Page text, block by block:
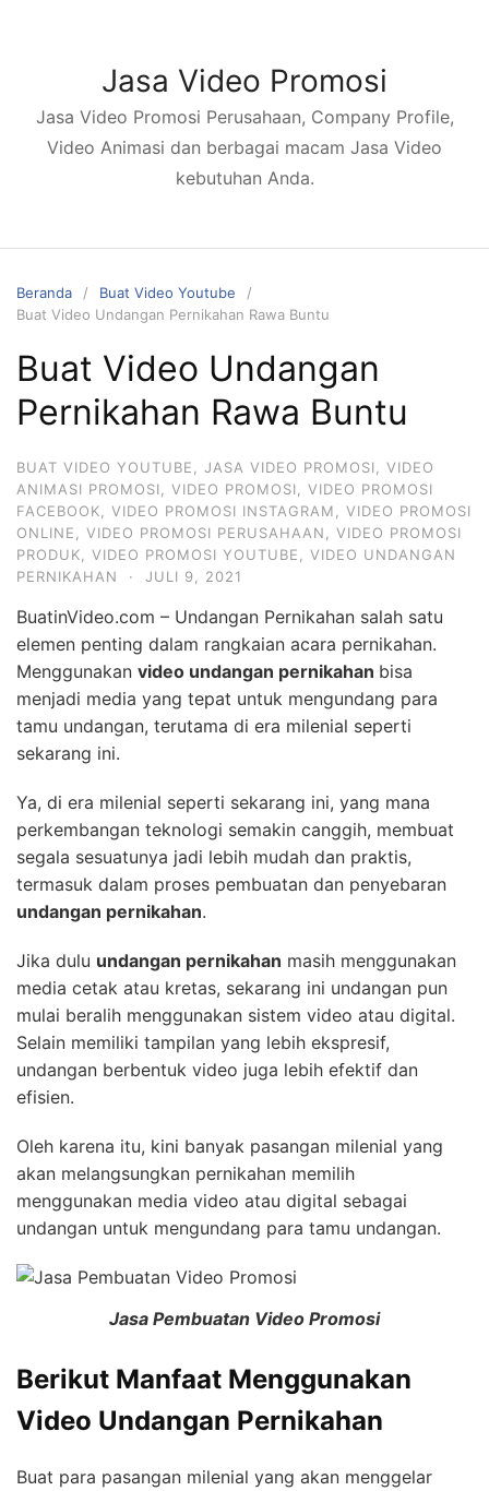
Jasa Video Promosi
Jasa Video Promosi Perusahaan, Company Profile,
Video Animasi dan berbagai macam Jasa Video
kebutuhan Anda.
Beranda
Buat Video Youtube
Buat Video Undangan Pernikahan Rawa Buntu
Buat Video Undangan
Pernikahan Rawa Buntu
BUAT VIDEO YOUTUBE JASA VIDEO PROMOSI
VIDEO
ANIMASI PROMOSI
VIDEO PROMOSI
VIDEO PROMOSI
FACEBOOK
VIDEO PROMOSI INSTAGRAM
VIDEO PROMOSI
ONLINE
VIDEO PROMOSI PERUSAHAAN
VIDEO PROMOSI
PRODUK
VIDEO PROMOSI YOUTUBE
VIDEO UNDANGAN
PERNIKAHAN
· JULI 9, 2021
BuatinVideo.com – Undangan Pernikahan salah satu
elemen penting dalam rangkaian acara pernikahan.
Menggunakan video undangan pernikahan bisa
menjadi media yang tepat untuk mengundang para
tamu undangan, terutama di era milenial seperti
sekarang ini.
Ya, di era milenial seperti sekarang ini, yang mana
perkembangan teknologi semakin canggih, membuat
segala sesuatunya jadi lebih mudah dan praktis,
termasuk dalam proses pembuatan dan penyebaran
undangan pernikahan.
Jika dulu undangan pernikahan masih menggunakan
media cetak atau kretas, sekarang ini undangan pun
mulai beralih menggunakan sistem video atau digital.
Selain memiliki tampilan yang lebih ekspresif,
undangan berbentuk video juga lebih efektif dan
efisien.
Oleh karena itu, kini banyak pasangan milenial yang
akan melangsungkan pernikahan memilih
menggunakan media video atau digital sebagai
undangan untuk mengundang para tamu undangan.
Jasa Pembuatan Video Promosi
Berikut Manfaat Menggunakan
Video Undangan Pernikahan
Buat para pasangan milenial yang akan menggelar